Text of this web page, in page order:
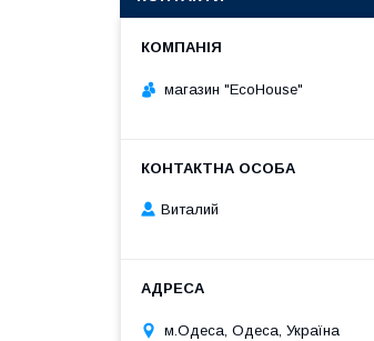
магазин "EcoHouse"
Виталий
м.Одеса, Одеса, Україна